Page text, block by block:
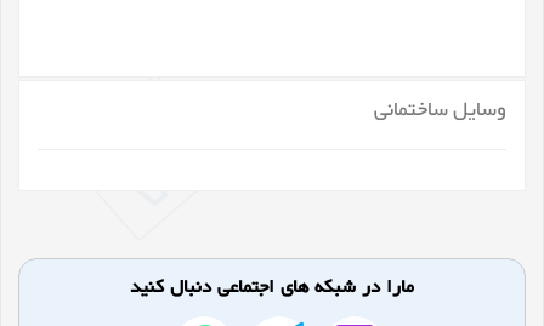
وسایل ساختمانی
مارا در شبکه های اجتماعی دنبال کنید